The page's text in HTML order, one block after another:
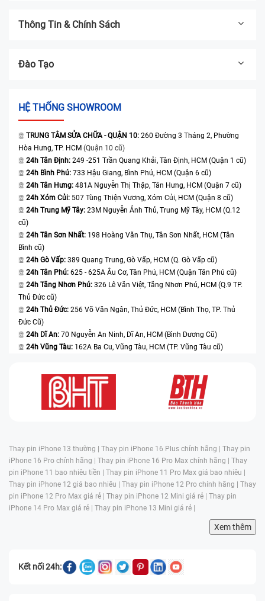
Thông Tin & Chính Sách
Đào Tạo
HỆ THỐNG SHOWROOM
TRUNG TÂM SỬA CHỮA - QUẬN 10: 260 Đường 3 Tháng 2, Phường
Hòa Hưng, TP. HCM (Quận 10 cũ)
24h Tân Định: 249 -251 Trần Quang Khải, Tân Định, HCM (Quận 1 cũ)
24h Bình Phú: 733 Hậu Giang, Bình Phú, HCM (Quận 6 cũ)
24h Tân Hưng: 481A Nguyễn Thị Thập, Tân Hưng, HCM (Quận 7 cũ)
24h Xóm Củi: 507 Tùng Thiện Vương, Xóm Củi, HCM (Quận 8 cũ)
24h Trung Mỹ Tây: 23M Nguyễn Ảnh Thủ, Trung Mỹ Tây, HCM (Q.12
cũ)
24h Tân Sơn Nhất: 198 Hoàng Văn Thụ, Tân Sơn Nhất, HCM (Tân
Bình cũ)
24h Gò Vấp: 389 Quang Trung, Gò Vấp, HCM (Q. Gò Vấp cũ)
24h Tân Phú: 625 - 625A Âu Cơ, Tân Phú, HCM (Quận Tân Phú cũ)
24h Tăng Nhơn Phú: 326 Lê Văn Việt, Tăng Nhơn Phú, HCM (Q.9 TP.
Thủ Đức cũ)
24h Thủ Đức: 256 Võ Văn Ngân, Thủ Đức, HCM (Bình Thọ, TP. Thủ
Đức Cũ)
24h Dĩ An: 70 Nguyễn An Ninh, Dĩ An, HCM (Bình Dương Cũ)
24h Vũng Tàu: 162A Ba Cu, Vũng Tàu, HCM (TP. Vũng Tàu cũ)
Thay pin iPhone 13 thường | Thay pin iPhone 16 Plus chính hãng | Thay pin
iPhone 16 Pro chính hãng | Thay pin iPhone 16 Pro Max chính hãng | Thay
pin iPhone 11 bao nhiêu tiền | Thay pin iPhone 11 Pro Max giá bao nhiêu |
Thay pin iPhone 12 giá bao nhiêu | Thay pin iPhone 12 Pro chính hãng | Thay
pin iPhone 12 Pro Max giá rẻ | Thay pin iPhone 12 Mini giá rẻ | Thay pin
iPhone 14 Pro Max giá rẻ | Thay pin iPhone 13 Mini giá rẻ |
Xem thêm
Kết nối 24h: